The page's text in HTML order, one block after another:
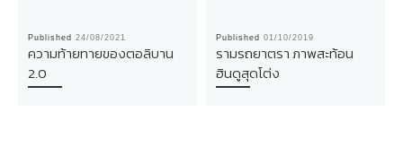
Published 24/08/2021
ความท้ายทายของตอลิบาน
2.0
Published 01/10/2019
รามรถยาตรา ภาพสะท้อน
ฮินดูสุดโต่ง